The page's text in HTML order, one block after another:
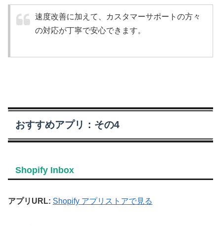
速度改善に加えて、カスタマーサポートの方々
の対応が丁寧で安心できます。
おすすめアプリ：その4
Shopify Inbox
アプリURL: Shopify アプリストアで見る